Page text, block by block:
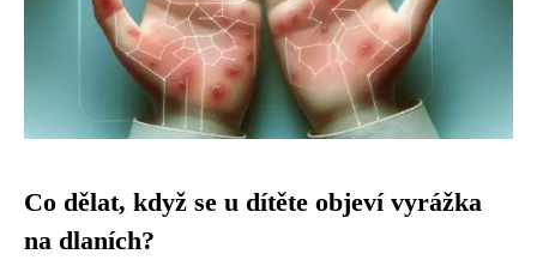
Co dělat, když se u dítěte objeví vyrážka
na dlaních?